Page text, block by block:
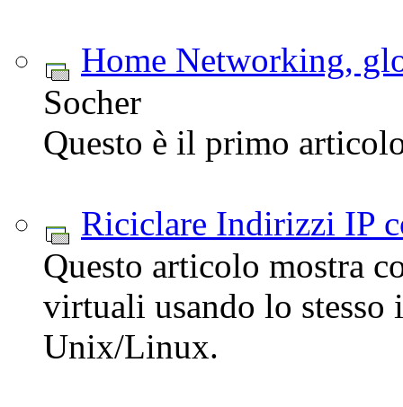
Home Networking,
Socher
Questo è il primo
Riciclare Indirizzi IP
Questo articolo mostra
virtuali usando lo stesso
Unix/Linux.